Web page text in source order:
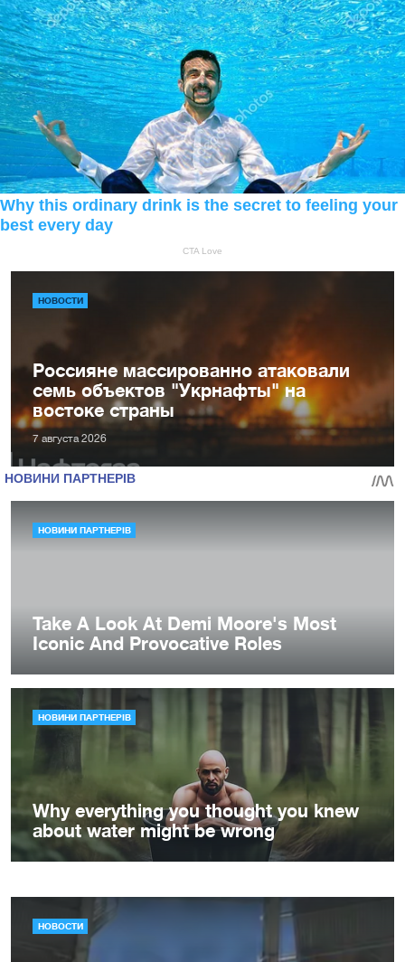
НОВОСТИ
Россияне массированно атаковали
семь объектов "Укрнафты" на
востоке страны
7 августа 2026
НОВОСТИ